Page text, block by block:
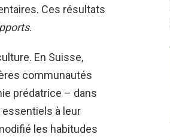
Ces résultats
.
En Suisse,
communautés
prédatrice – dans
à leur
les habitudes